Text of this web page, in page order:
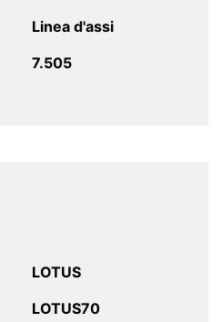
Linea d'assi
7.505
LOTUS
LOTUS70